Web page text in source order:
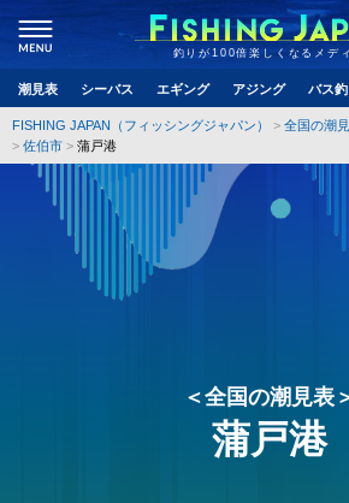
釣りが100倍楽しくなるメデ
潮見表 シーバス エギング アジング バス釣
FISHING JAPAN（フィッシングジャパン） 全国の潮
佐伯市
蒲戸港
＜全国の潮見表
蒲戸港